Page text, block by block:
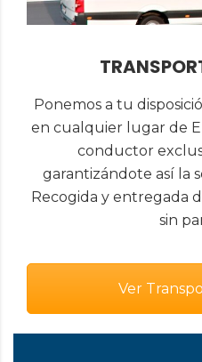
Ponemos a tu
en cualquier lugar de
conductor
garantizándote así la
Recogida y entregada
sin
Ver